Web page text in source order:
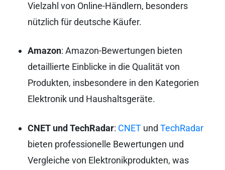
Vielzahl von Online-Händlern, besonders
nützlich für deutsche Käufer.
Amazon: Amazon-Bewertungen bieten
detaillierte Einblicke in die Qualität von
Produkten, insbesondere in den Kategorien
Elektronik und Haushaltsgeräte.
CNET und TechRadar: CNET und TechRadar
bieten professionelle Bewertungen und
Vergleiche von Elektronikprodukten, was